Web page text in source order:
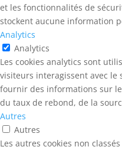
et les fonctionnalités de
stockent aucune information
Analytics
Analytics
Les cookies analytics sont
visiteurs interagissent avec le
fournir des informations sur
du taux de rebond, de la
Autres
Autres
Les autres cookies non